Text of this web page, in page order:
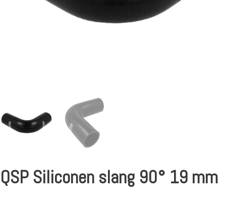
QSP Siliconen slang 90° 19 mm